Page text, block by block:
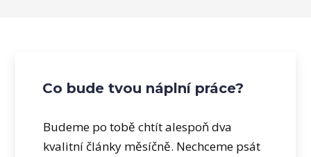
Co bude tvou náplní práce?
Budeme po tobě chtít alespoň dva
kvalitní články měsíčně. Nechceme psát